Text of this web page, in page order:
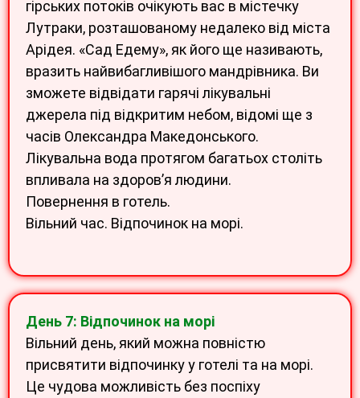
гірських потоків очікують вас в містечку
Лутраки, розташованому недалеко від міста
Арідея. «Сад Едему», як його ще називають,
вразить найвибагливішого мандрівника. Ви
зможете відвідати гарячі лікувальні
джерела під відкритим небом, відомі ще з
часів Олександра Македонського.
Лікувальна вода протягом багатьох століть
впливала на здоров’я людини.
Повернення в готель.
Вільний час. Відпочинок на морі.
День 7: Відпочинок на морі
Вільний день, який можна повністю
присвятити відпочинку у готелі та на морі.
Це чудова можливість без поспіху